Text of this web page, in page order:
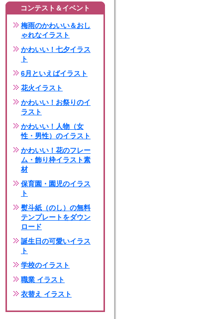
コンテスト＆イベント
梅雨のかわいい＆おし
ゃれなイラスト
かわいい！七夕イラス
ト
6月といえばイラスト
花火イラスト
かわいい！お祭りのイ
ラスト
かわいい！人物（女
性・男性）のイラスト
かわいい！花のフレー
ム・飾り枠イラスト素
材
保育園・園児のイラス
ト
熨斗紙（のし）の無料
テンプレートをダウン
ロード
誕生日の可愛いイラス
ト
学校のイラスト
職業 イラスト
衣替え イラスト